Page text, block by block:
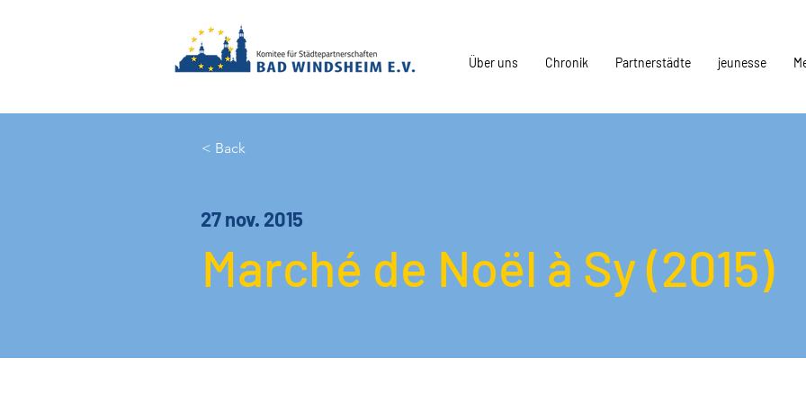
Über uns Chronik Partnerstädte jeunesse
< Back
27 nov. 2015
Marché de Noël à Sy (2015)